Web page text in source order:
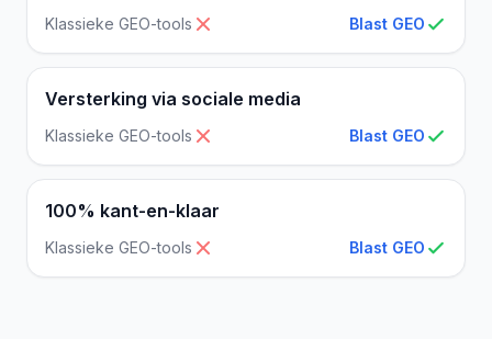
Klassieke GEO-tools Blast GEO
Versterking via sociale media
Klassieke GEO-tools Blast GEO
100% kant-en-klaar
Klassieke GEO-tools Blast GEO